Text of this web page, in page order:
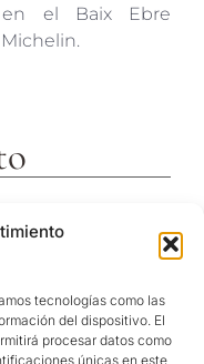
tecnologías como las
del dispositivo. El
procesar datos como
únicas en este
el Baix Ebre